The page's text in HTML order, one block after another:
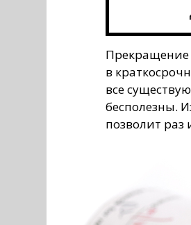
Прекращение
в
все
бесполезны.
позволит раз